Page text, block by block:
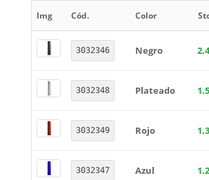
Img Cód. Color
3032346 Negro
3032348 Plateado
3032349 Rojo
3032347 Azul